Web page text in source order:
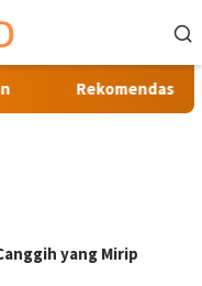
Rekomendasi
yang Mirip